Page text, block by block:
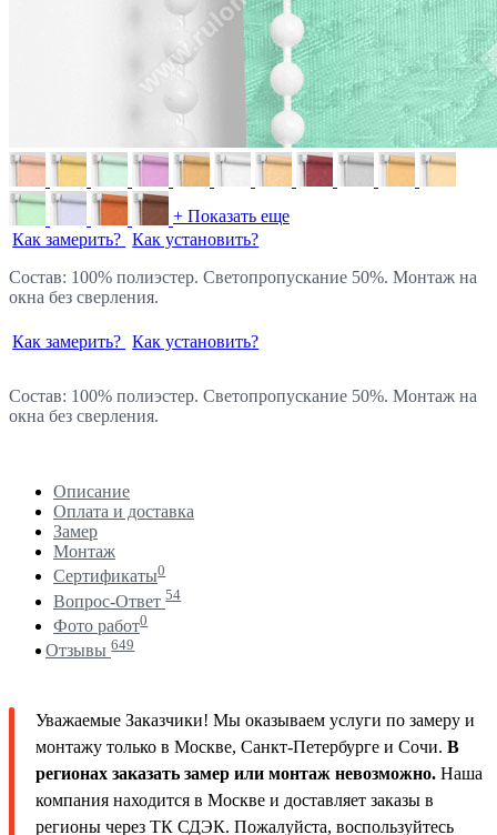
+ Показать еще
Как замерить? Как установить?
Состав: 100% полиэстер. Светопропускание 50%. Монтаж на
окна без сверления.
Как замерить? Как установить?
Состав: 100% полиэстер. Светопропускание 50%. Монтаж на
окна без сверления.
Описание
Оплата и доставка
Замер
Монтаж
Сертификаты0
Вопрос-Ответ 54
Фото работ0
Отзывы 649
Уважаемые Заказчики! Мы оказываем услуги по замеру и
монтажу только в Москве, Санкт-Петербурге и Сочи. В
регионах заказать замер или монтаж невозможно. Наша
компания находится в Москве и доставляет заказы в
регионы через ТК СДЭК. Пожалуйста, воспользуйтесь